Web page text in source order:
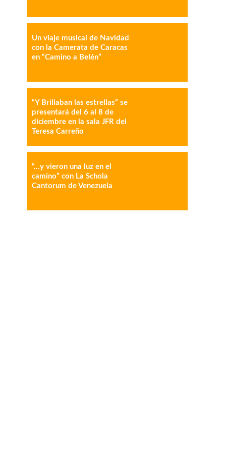
Un viaje musical de Navidad
con la Camerata de Caracas
en “Camino a Belén”
“Y Brillaban las estrellas” se
presentará del 6 al 8 de
diciembre en la sala JFR del
Teresa Carreño
“…y vieron una luz en el
camino” con La Schola
Cantorum de Venezuela